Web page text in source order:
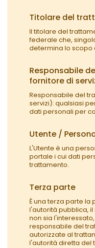
Titolare del
Il titolare del
federale che,
determina lo scopo
Responsabile
fornitore di
Responsabile del
servizi): qualsiasi
dati personali per
Utente /
L'Utente è una
portale i cui dati
trattamento.
Terza parte
È una terza parte la
l'autorità pubblica,
non sia
responsabile del
autorizzate al
l'autorità diretta del